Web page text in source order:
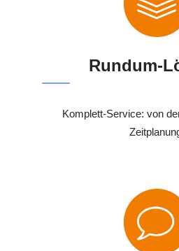
Rundum-
Komplett-Service: von